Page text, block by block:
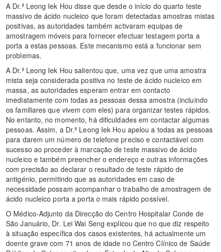
A Dr.ª Leong Iek Hou disse que desde o início do quarto teste
massivo de ácido nucleico que foram detectadas amostras mistas
positivas, as autoridades também activaram equipas de
amostragem móveis para fornecer efectuar testagem porta a
porta a estas pessoas. Este mecanismo está a funcionar sem
problemas.
A Dr.ª Leong Iek Hou salientou que, uma vez que uma amostra
mista seja considerada positiva no teste de ácido nucleico em
massa, as autoridades esperam entrar em contacto
imediatamente com todas as pessoas dessa amostra (incluindo
os familiares que vivem com eles) para organizar testes rápidos.
No entanto, no momento, há dificuldades em contactar algumas
pessoas. Assim, a Dr.ª Leong Iek Hou apelou a todas as pessoas
para darem um número de telefone preciso e contactável com
sucesso ao proceder à marcação de teste massivo de ácido
nucleico e também preencher o endereço e outras informações
com precisão ao declarar o resultado de teste rápido de
antigénio, permitindo que as autoridades em caso de
necessidade possam acompanhar o trabalho de amostragem de
ácido nucleico porta a porta o mais rápido possível.
O Médico-Adjunto da Direcção do Centro Hospitalar Conde de
São Januário, Dr. Lei Wai Seng explicou que no que diz respeito
à situação específica dos casos existentes, há actualmente um
doente grave com 71 anos de idade no Centro Clínico de Saúde